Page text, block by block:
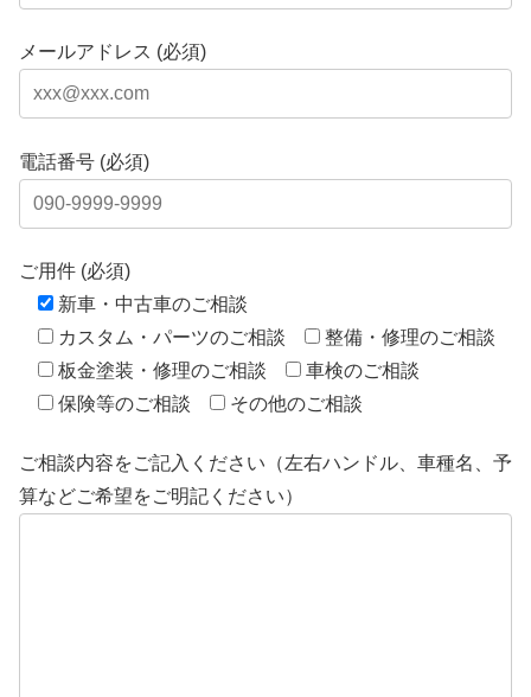
メールアドレス (必須)
電話番号 (必須)
ご用件 (必須)
新車・中古車のご相談
カスタム・パーツのご相談
整備・修理のご相談
板金塗装・修理のご相談
車検のご相談
保険等のご相談
その他のご相談
ご相談内容をご記入ください（左右ハンドル、車種名、予
算などご希望をご明記ください）